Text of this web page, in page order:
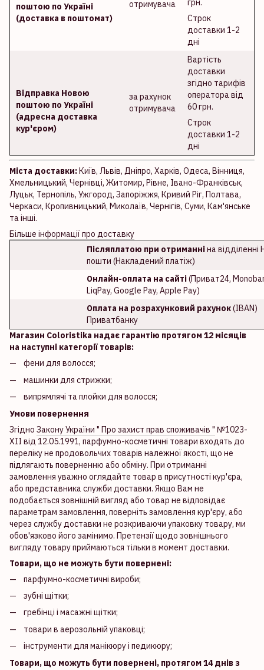
поштою по Україні
(доставка в поштомат)
отримувача
грн.
Строк
доставки 1-2
дні
Відправка Новою
поштою по Україні
(адресна доставка
кур'єром)
за рахунок
отримувача
Вартість
доставки
згідно тарифів
оператора від
60 грн.
Строк
доставки 1-2
дні
Міста доставки: Київ, Львів, Дніпро, Харків, Одеса, Вінниця,
Хмельницький, Чернівці, Житомир, Рівне, Івано-Франківськ,
Луцьк, Тернопіль, Ужгород, Запоріжжя, Кривий Ріг, Полтава,
Черкаси, Кропивницький, Миколаїв, Чернігів, Суми, Кам'янське
та інші.
Більше інформації про доставку
Післяплатою при отриманніна відділенні
пошти (Накладений платіж)
Онлайн-оплата на сайті(Приват24,
LiqPay, Google Pay, Apple Pay)
Оплата на розрахунковий рахунок(IBAN)
Приватбанку
Магазин Coloristika надає гарантію протягом 12 місяців
на наступні категорії товарів:
фени для волосся;
машинки для стрижки;
випрямлячі та плойки для волосся;
Умови повернення
Згідно Закону України " Про захист прав споживачів " №1023-
XII від 12.05.1991, парфумно-косметичні товари входять до
переліку не продовольчих товарів належної якості, що не
підлягають поверненню або обміну. При отриманні
замовлення уважно оглядайте товар в присутності кур'єра,
або представника служби доставки. Якщо Вам не
подобається зовнішній вигляд або товар не відповідає
параметрам замовлення, поверніть замовлення кур'єру, або
через службу доставки не розкриваючи упаковку товару, ми
обов'язково його замінимо. Претензії щодо зовнішнього
вигляду товару приймаються тільки в момент доставки.
Товари, що не можуть бути повернені:
парфумно-косметичні вироби;
зубні щітки;
гребінці і масажні щітки;
товари в аерозольній упаковці;
інструменти для манікюру і педикюру;
Товари, що можуть бути повернені, протягом 14 днів з